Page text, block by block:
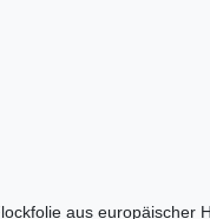
aus europäischer